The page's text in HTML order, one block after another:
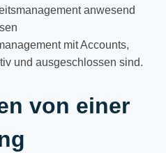
mit Accounts,
und ausgeschlossen sind.
von einer